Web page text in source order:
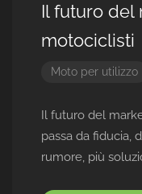
Il futuro del
motociclisti
Moto per utilizzo
Il futuro del
passa da fiducia,
rumore, più